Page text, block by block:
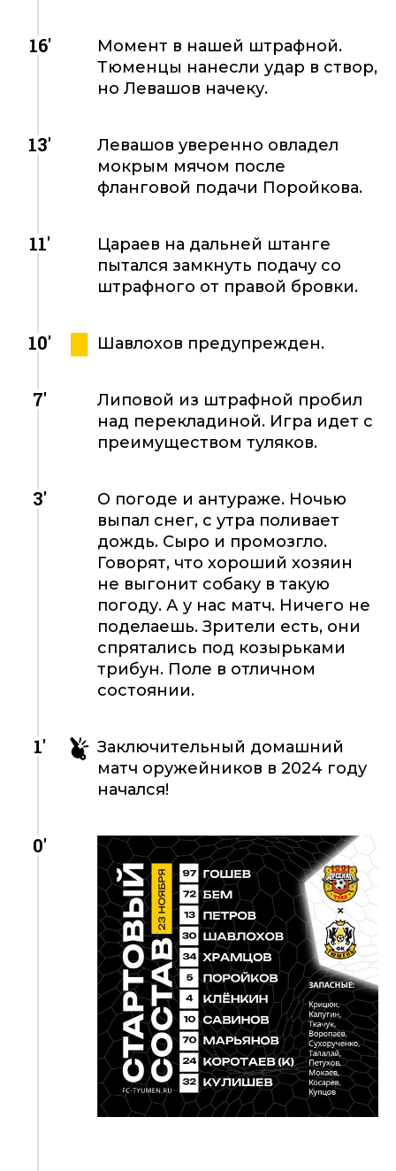
16'
Момент в нашей штрафной.
Тюменцы нанесли удар в створ,
но Левашов начеку.
13'
Левашов уверенно овладел
мокрым мячом после
фланговой подачи Поройкова.
11'
Цараев на дальней штанге
пытался замкнуть подачу со
штрафного от правой бровки.
10' Шавлохов предупрежден.
7'
Липовой из штрафной пробил
над перекладиной. Игра идет с
преимуществом туляков.
3'
О погоде и антураже. Ночью
выпал снег, с утра поливает
дождь. Сыро и промозгло.
Говорят, что хороший хозяин
не выгонит собаку в такую
погоду. А у нас матч. Ничего не
поделаешь. Зрители есть, они
спрятались под козырьками
трибун. Поле в отличном
состоянии.
1'
Заключительный домашний
матч оружейников в 2024 году
начался!
0'